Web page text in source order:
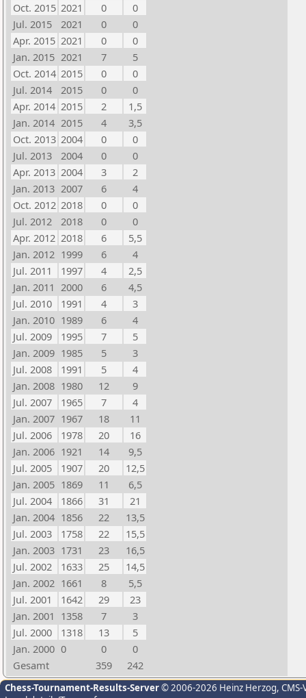
Oct. 2015 2021 0
0
Jul. 2015
2021 0
0
Apr. 2015 2021 0
0
Jan. 2015 2021 7
5
Oct. 2014 2015 0
0
Jul. 2014
2015 0
0
Apr. 2014 2015 2
1,5
Jan. 2014 2015 4
3,5
Oct. 2013 2004 0
0
Jul. 2013
2004 0
0
Apr. 2013 2004 3
2
Jan. 2013 2007 6
4
Oct. 2012 2018 0
0
Jul. 2012
2018 0
0
Apr. 2012 2018 6
5,5
Jan. 2012 1999 6
4
Jul. 2011
1997 4
2,5
Jan. 2011 2000 6
4,5
Jul. 2010
1991 4
3
Jan. 2010 1989 6
4
Jul. 2009
1995 7
5
Jan. 2009 1985 5
3
Jul. 2008
1991 5
4
Jan. 2008 1980 12
9
Jul. 2007
1965 7
4
Jan. 2007 1967 18
11
Jul. 2006
1978 20
16
Jan. 2006 1921 14
9,5
Jul. 2005
1907 20
12,5
Jan. 2005 1869 11
6,5
Jul. 2004
1866 31
21
Jan. 2004 1856 22
13,5
Jul. 2003
1758 22
15,5
Jan. 2003 1731 23
16,5
Jul. 2002
1633 25
14,5
Jan. 2002 1661 8
5,5
Jul. 2001
1642 29
23
Jan. 2001 1358 7
3
Jul. 2000
1318 13
5
Jan. 2000 0 0
0
Gesamt
359 242
Chess-Tournament-Results-Server© 2006-2026 Heinz Herzog,